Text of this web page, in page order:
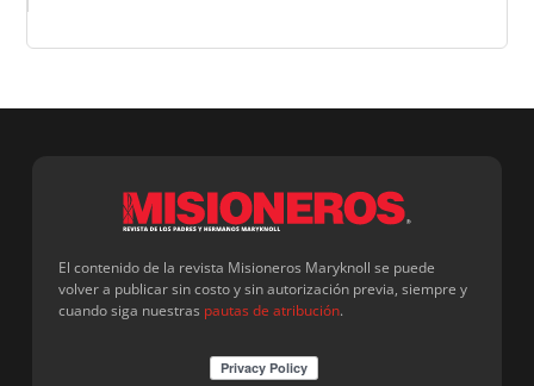
El contenido de la revista Misioneros Maryknoll se puede
volver a publicar sin costo y sin autorización previa, siempre y
cuando siga nuestras pautas de atribución.